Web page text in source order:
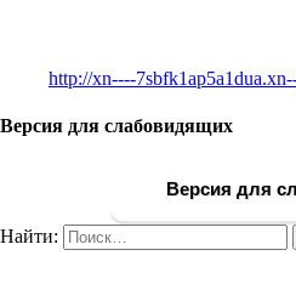
http://xn----
Версия для слабовидящих
Версия для
Найти: